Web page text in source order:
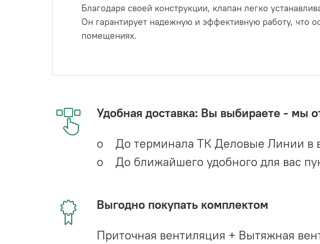
Благодаря своей конструкции, клапан легко
Он гарантирует надежную и эффективную работу, что
помещениях.
Удобная доставка: Вы выбираете - мы
o До терминала ТК Деловые Линии в
o До ближайшего удобного для вас
Выгодно покупать комплектом
Приточная вентиляция + Вытяжная